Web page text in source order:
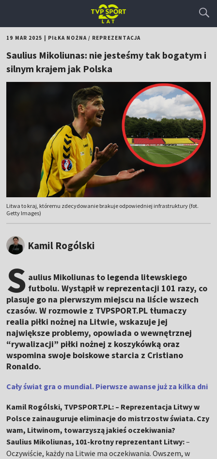
19 MAR 2025 PIŁKA NOŻNA/ REPREZENTACJA
Saulius Mikoliunas: nie jesteśmy tak bogatym i
silnym krajem jak Polska
Litwa to kraj, któremu zdecydowanie brakuje odpowiedniej infrastruktury (fot.
Getty Images)
Kamil Rogólski
S aulius Mikoliunas to legenda litewskiego
futbolu. Wystąpił w reprezentacji 101 razy, co
plasuje go na pierwszym miejscu na liście wszech
czasów. W rozmowie z TVPSPORT.PL tłumaczy
realia piłki nożnej na Litwie, wskazuje jej
największe problemy, opowiada o wewnętrznej
“rywalizacji” piłki nożnej z koszykówką oraz
wspomina swoje boiskowe starcia z Cristiano
Ronaldo.
Cały świat gra o mundial. Pierwsze awanse już za kilka dni
Kamil Rogólski, TVPSPORT.PL: – Reprezentacja Litwy w
Polsce zainauguruje eliminacje do mistrzostw świata. Czy
wam, Litwinom, towarzyszą jakieś oczekiwania?
Saulius Mikoliunas, 101-krotny reprezentant Litwy:–
Oczywiście, każdy na Litwie ma oczekiwania. Owszem, w